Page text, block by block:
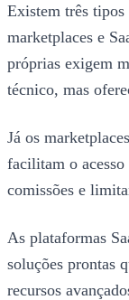
Existem três
marketplaces e
próprias exigem
técnico, mas
Já os
facilitam o
comissões e
As plataformas
soluções prontas
recursos